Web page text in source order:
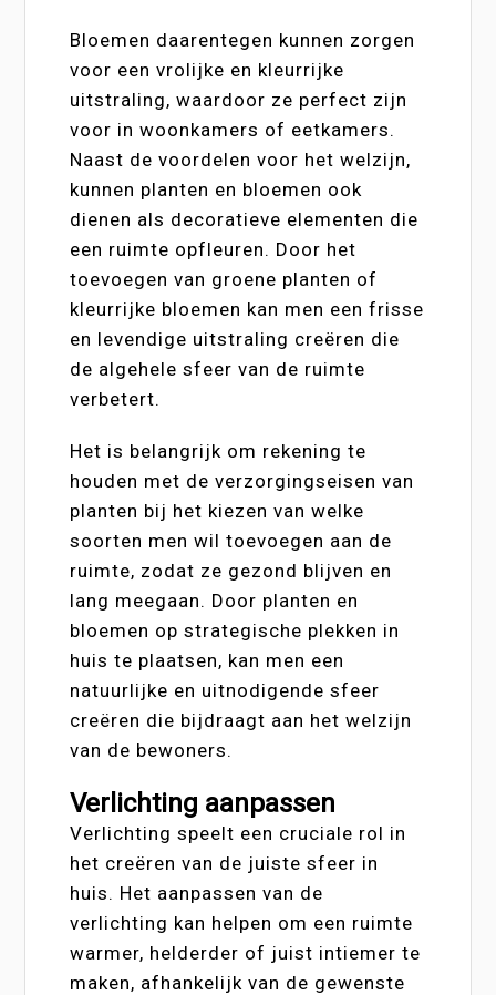
Bloemen daarentegen kunnen zorgen
voor een vrolijke en kleurrijke
uitstraling, waardoor ze perfect zijn
voor in woonkamers of eetkamers.
Naast de voordelen voor het welzijn,
kunnen planten en bloemen ook
dienen als decoratieve elementen die
een ruimte opfleuren. Door het
toevoegen van groene planten of
kleurrijke bloemen kan men een frisse
en levendige uitstraling creëren die
de algehele sfeer van de ruimte
verbetert.
Het is belangrijk om rekening te
houden met de verzorgingseisen van
planten bij het kiezen van welke
soorten men wil toevoegen aan de
ruimte, zodat ze gezond blijven en
lang meegaan. Door planten en
bloemen op strategische plekken in
huis te plaatsen, kan men een
natuurlijke en uitnodigende sfeer
creëren die bijdraagt aan het welzijn
van de bewoners.
Verlichting aanpassen
Verlichting speelt een cruciale rol in
het creëren van de juiste sfeer in
huis. Het aanpassen van de
verlichting kan helpen om een ruimte
warmer, helderder of juist intiemer te
maken, afhankelijk van de gewenste